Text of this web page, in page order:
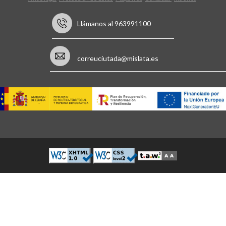
Llámanos al 963991100
correuciutada@mislata.es